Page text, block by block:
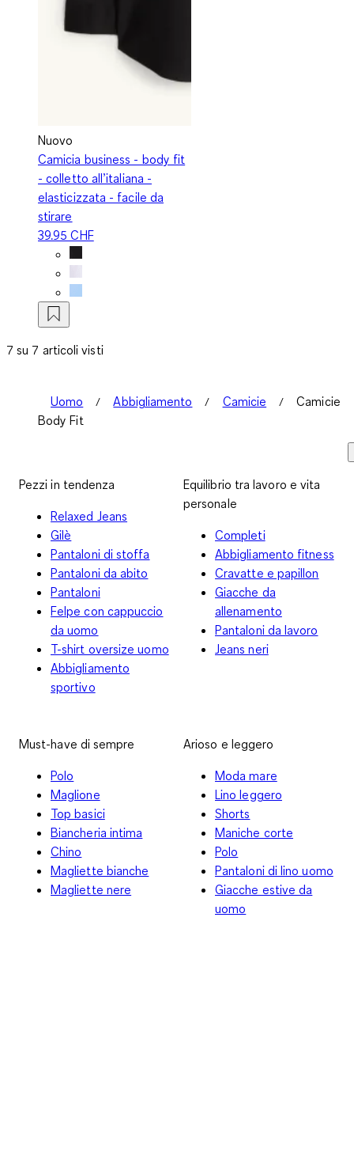
Nuovo
Camicia business - body fit
- colletto all’italiana -
elasticizzata - facile da
stirare
39.95 CHF
7 su 7 articoli visti
Uomo Abbigliamento Camicie
Camicie
Body Fit
Pezzi in tendenza
Relaxed Jeans
Gilè
Pantaloni di stoffa
Pantaloni da abito
Pantaloni
Felpe con cappuccio
da uomo
T-shirt oversize uomo
Abbigliamento
sportivo
Equilibrio tra lavoro e vita
personale
Completi
Abbigliamento fitness
Cravatte e papillon
Giacche da
allenamento
Pantaloni da lavoro
Jeans neri
Must-have di sempre
Polo
Maglione
Top basici
Biancheria intima
Chino
Magliette bianche
Magliette nere
Arioso e leggero
Moda mare
Lino leggero
Shorts
Maniche corte
Polo
Pantaloni di lino uomo
Giacche estive da
uomo